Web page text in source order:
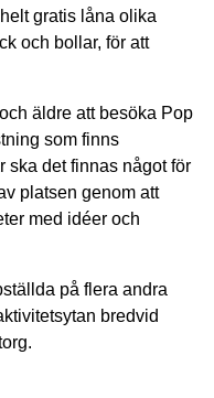
gratis låna olika
och bollar, för att
äldre att besöka Pop
som finns
ska det finnas något för
platsen genom att
med idéer och
på flera andra
bredvid